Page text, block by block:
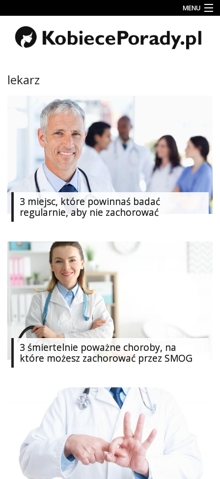
MENU
Uroda
Miłość
Dziecko
Wyznania
Wnętrza
Fitness
Ślub
&
Wesele
Moda
Kultura
Porady
ekspertów
Recenzje
Dodaj
lekarz
3 miejsc, które powinnaś badać
regularnie, aby nie zachorować
3 śmiertelnie poważne choroby, na
które możesz zachorować przez SMOG